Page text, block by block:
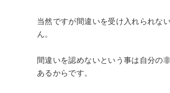
当然ですが間違いを受け入れられな
ん。
間違いを認めないという事は自分の
あるからです。